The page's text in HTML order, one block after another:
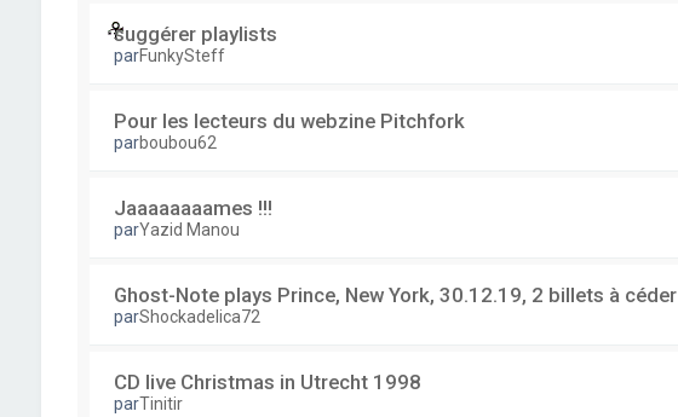
suggérer playlists
parFunkySteff
Pour les lecteurs du webzine Pitchfork
parboubou62
Jaaaaaaaames !!!
parYazid Manou
Ghost-Note plays Prince, New York, 30.12.19, 2 billets à céder
parShockadelica72
CD live Christmas in Utrecht 1998
parTinitir